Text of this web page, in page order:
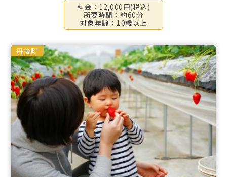
料金：12,000円(税込)
所要時間：約60分
対象年齢：10歳以上
丹後町